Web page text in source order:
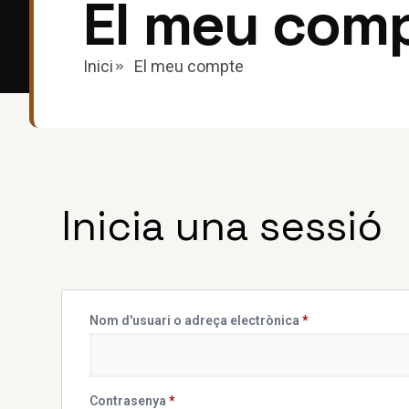
El meu
Inici El meu compte
Inicia una sessió
Nom d'usuari o adreça electrònica*
Contrasenya*